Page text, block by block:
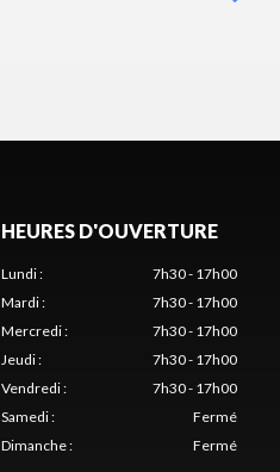
HEURES D'OUVERTURE
Lundi:
7h30 - 17h00
Mardi:
7h30 - 17h00
Mercredi:
7h30 - 17h00
Jeudi:
7h30 - 17h00
Vendredi:
7h30 - 17h00
Samedi:
Fermé
Dimanche: Fermé